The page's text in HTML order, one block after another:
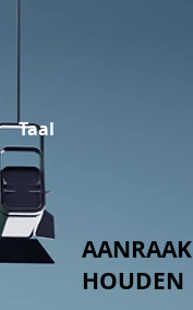
Taal
AANRAAK
HOUDEN